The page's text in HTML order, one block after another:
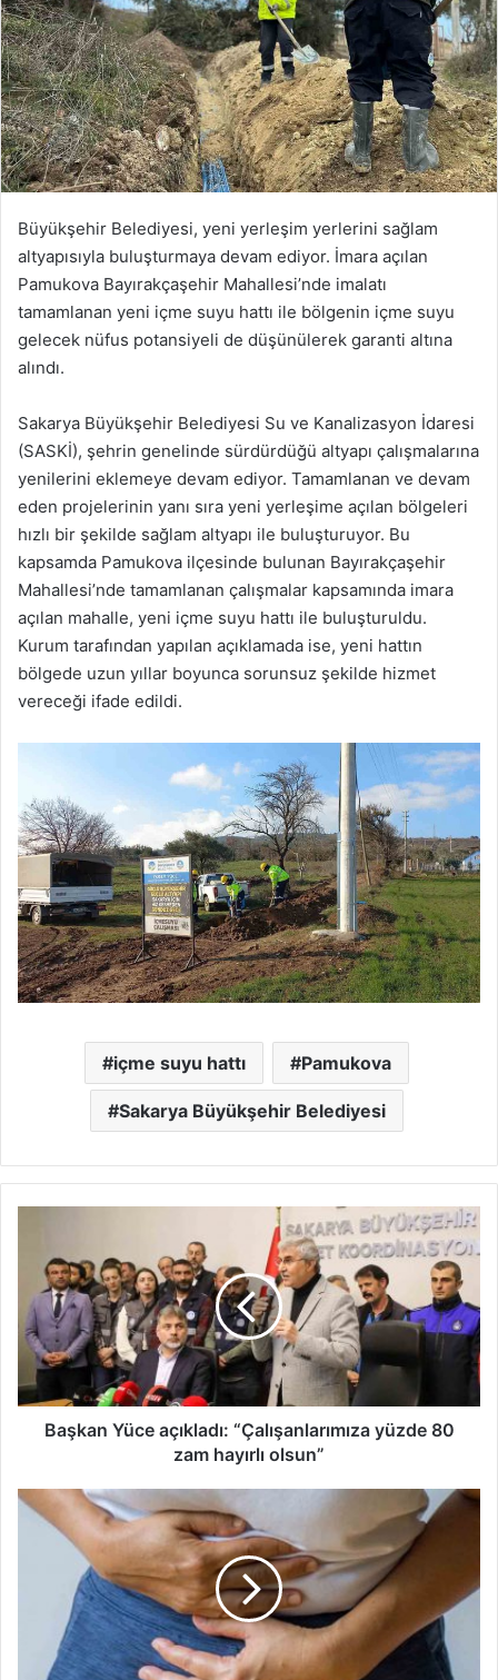
Büyükşehir Belediyesi, yeni yerleşim yerlerini sağlam
altyapısıyla buluşturmaya devam ediyor. İmara açılan
Pamukova Bayırakçaşehir Mahallesi’nde imalatı
tamamlanan yeni içme suyu hattı ile bölgenin içme suyu
gelecek nüfus potansiyeli de düşünülerek garanti altına
alındı.
Sakarya Büyükşehir Belediyesi Su ve Kanalizasyon İdaresi
(SASKİ), şehrin genelinde sürdürdüğü altyapı çalışmalarına
yenilerini eklemeye devam ediyor. Tamamlanan ve devam
eden projelerinin yanı sıra yeni yerleşime açılan bölgeleri
hızlı bir şekilde sağlam altyapı ile buluşturuyor. Bu
kapsamda Pamukova ilçesinde bulunan Bayırakçaşehir
Mahallesi’nde tamamlanan çalışmalar kapsamında imara
açılan mahalle, yeni içme suyu hattı ile buluşturuldu.
Kurum tarafından yapılan açıklamada ise, yeni hattın
bölgede uzun yıllar boyunca sorunsuz şekilde hizmet
vereceği ifade edildi.
içme suyu hattı Pamukova
Sakarya Büyükşehir Belediyesi
açıkladı:
“Çalışanlarımıza
yüzde
80
zam
hayırlı
olsun”
Başkan Yüce açıkladı: “Çalışanlarımıza yüzde 80
zam hayırlı olsun”
Deprem
sonrası
hastalıklarına
öneriler